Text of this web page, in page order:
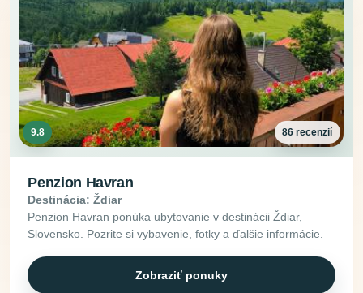
9.8 86 recenzií
Penzion Havran
Destinácia: Ždiar
Penzion Havran ponúka ubytovanie v destinácii Ždiar,
Slovensko. Pozrite si vybavenie, fotky a ďalšie informácie.
Zobraziť ponuky